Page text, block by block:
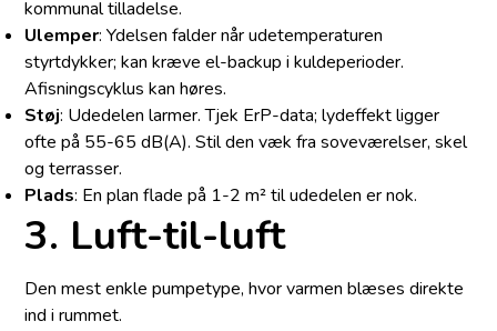
kommunal tilladelse.
Ulemper: Ydelsen falder når udetemperaturen
styrtdykker; kan kræve el-backup i kuldeperioder.
Afisningscyklus kan høres.
Støj: Udedelen larmer. Tjek ErP-data; lyd­effekt ligger
ofte på 55-65 dB(A). Stil den væk fra soveværelser, skel
og terrasser.
Plads: En plan flade på 1-2 m² til udedelen er nok.
3. Luft-til-luft
Den mest enkle pumpetype, hvor varmen blæses direkte
ind i rummet.